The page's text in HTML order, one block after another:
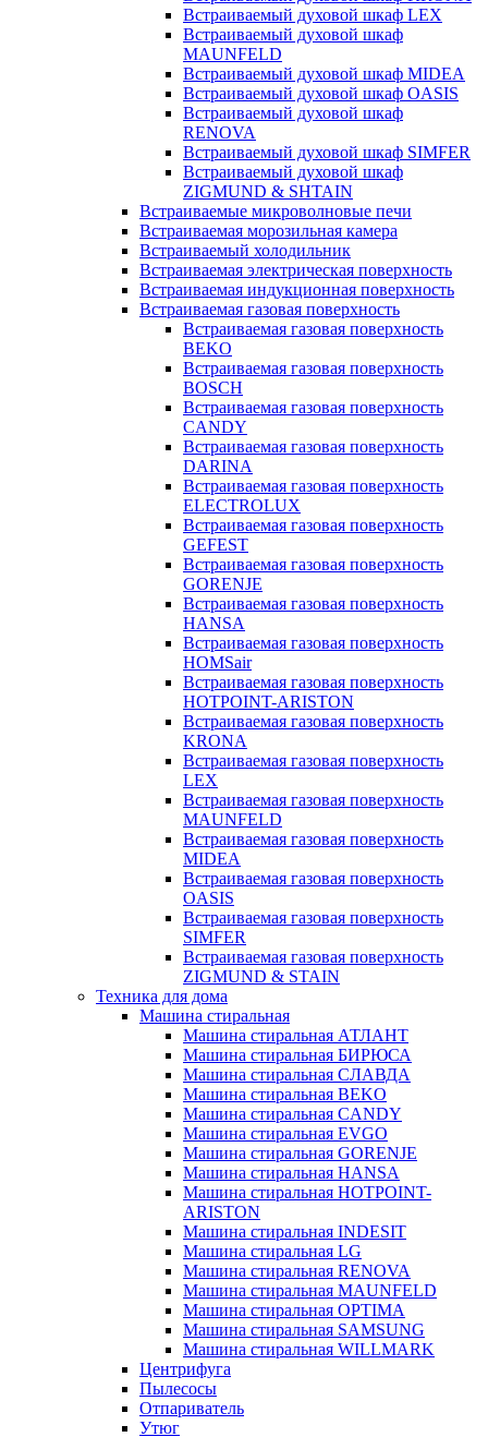
Встраиваемый духовой шкаф LEX
Встраиваемый духовой шкаф
MAUNFELD
Встраиваемый духовой шкаф MIDEA
Встраиваемый духовой шкаф OASIS
Встраиваемый духовой шкаф
RENOVA
Встраиваемый духовой шкаф SIMFER
Встраиваемый духовой шкаф
ZIGMUND & SHTAIN
Встраиваемые микроволновые печи
Встраиваемая морозильная камера
Встраиваемый холодильник
Встраиваемая электрическая поверхность
Встраиваемая индукционная поверхность
Встраиваемая газовая поверхность
Встраиваемая газовая поверхность
BEKO
Встраиваемая газовая поверхность
BOSCH
Встраиваемая газовая поверхность
CANDY
Встраиваемая газовая поверхность
DARINA
Встраиваемая газовая поверхность
ELECTROLUX
Встраиваемая газовая поверхность
GEFEST
Встраиваемая газовая поверхность
GORENJE
Встраиваемая газовая поверхность
HANSA
Встраиваемая газовая поверхность
HOMSair
Встраиваемая газовая поверхность
HOTPOINT-ARISTON
Встраиваемая газовая поверхность
KRONA
Встраиваемая газовая поверхность
LEX
Встраиваемая газовая поверхность
MAUNFELD
Встраиваемая газовая поверхность
MIDEA
Встраиваемая газовая поверхность
OASIS
Встраиваемая газовая поверхность
SIMFER
Встраиваемая газовая поверхность
ZIGMUND & STAIN
Техника для дома
Машина стиральная
Машина стиральная АТЛАНТ
Машина стиральная БИРЮСА
Машина стиральная СЛАВДА
Машина стиральная BEKO
Машина стиральная CANDY
Машина стиральная EVGO
Машина стиральная GORENJE
Машина стиральная HANSA
Машина стиральная HOTPOINT-
ARISTON
Машина стиральная INDESIT
Машина стиральная LG
Машина стиральная RENOVA
Машина стиральная MAUNFELD
Машина стиральная OPTIMA
Машина стиральная SAMSUNG
Машина стиральная WILLMARK
Центрифуга
Пылесосы
Отпариватель
Утюг